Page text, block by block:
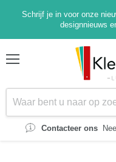
Schrijf je in voor onze
designnieuws
Contacteer ons